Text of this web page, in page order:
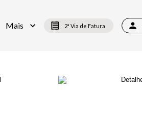
Mais 2ª Via de Fatura